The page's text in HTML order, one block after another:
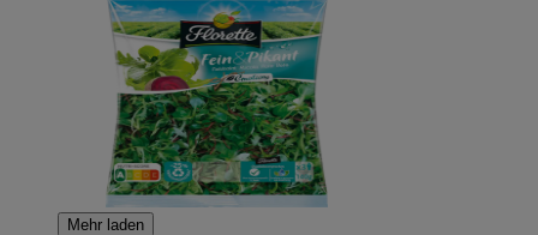
Mehr laden